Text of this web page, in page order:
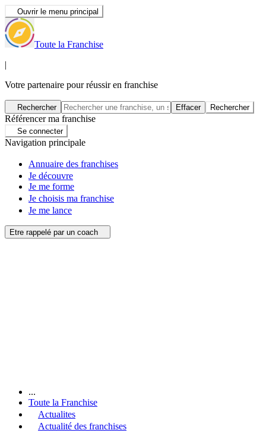
Ouvrir le menu principal
Toute la Franchise
|
Votre partenaire pour réussir en franchise
Rechercher Effacer Rechercher
Référencer ma franchise
Se connecter
Navigation principale
Annuaire des franchises
Je découvre
Je me forme
Je choisis ma franchise
Je me lance
Etre rappelé par un coach
...
Toute la Franchise
Actualites
Actualité des franchises